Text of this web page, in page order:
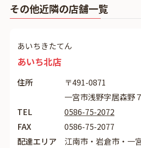
その他近隣の店舗一覧
あいちきたてん
あいち北店
住所
〒491-0871
一宮市浅野字居森野
TEL
0586-75-2072
FAX
0586-75-2077
配達エリア
江南市・岩倉市・一